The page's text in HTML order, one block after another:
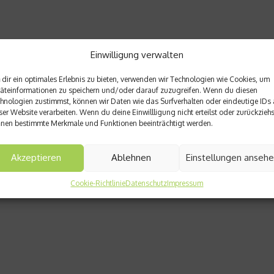
Einwilligung verwalten
dir ein optimales Erlebnis zu bieten, verwenden wir Technologien wie Cookies, um
zu speichern und/oder darauf zuzugreifen. Wenn du diesen
zustimmst, können wir Daten wie das Surfverhalten oder eindeutige IDs
Website verarbeiten. Wenn du deine Einwillligung nicht erteilst oder
bestimmte Merkmale und Funktionen beeinträchtigt werden.
Akzeptieren Ablehnen Einstellungen
Cookie-RichtlinieDatenschutzImpressum